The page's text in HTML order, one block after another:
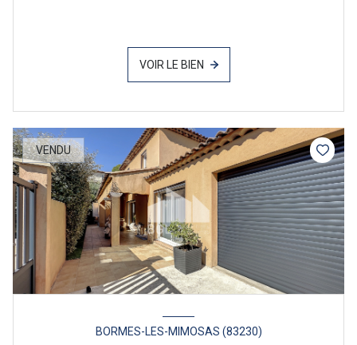
VOIR LE BIEN
VENDU
BORMES-LES-MIMOSAS (83230)